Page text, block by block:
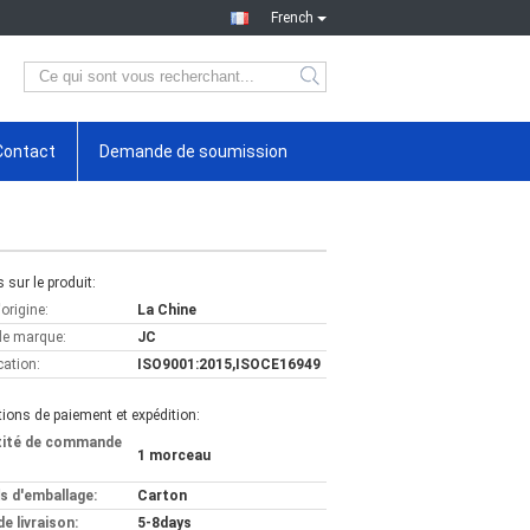
French
Demande de soumission
sur le produit:
La Chine
marque:
JC
ISO9001:2015,ISOCE16949
de paiement et expédition:
de commande
1 morceau
d'emballage:
Carton
livraison:
5-8days